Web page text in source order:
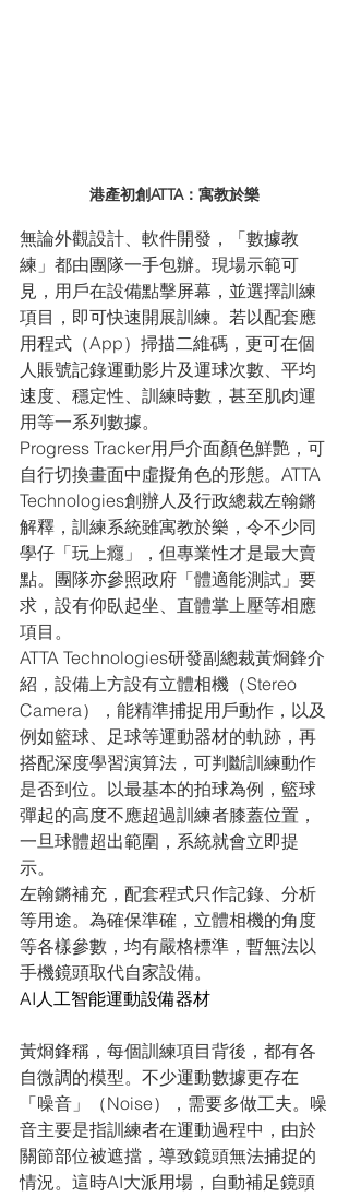
港產初創ATTA：寓教於樂
無論外觀設計、軟件開發，「數據教
練」都由團隊一手包辦。現場示範可
見，用戶在設備點擊屏幕，並選擇訓練
項目，即可快速開展訓練。若以配套應
用程式（App）掃描二維碼，更可在個
人賬號記錄運動影片及運球次數、平均
速度、穩定性、訓練時數，甚至肌肉運
用等一系列數據。
Progress Tracker用戶介面顏色鮮艷，可
自行切換畫面中虛擬角色的形態。ATTA
Technologies創辦人及行政總裁左翰鏘
解釋，訓練系統雖寓教於樂，令不少同
學仔「玩上癮」，但專業性才是最大賣
點。團隊亦參照政府「體適能測試」要
求，設有仰臥起坐、直體掌上壓等相應
項目。
ATTA Technologies研發副總裁黃烱鋒介
紹，設備上方設有立體相機（Stereo
Camera），能精準捕捉用戶動作，以及
例如籃球、足球等運動器材的軌跡，再
搭配深度學習演算法，可判斷訓練動作
是否到位。以最基本的拍球為例，籃球
彈起的高度不應超過訓練者膝蓋位置，
一旦球體超出範圍，系統就會立即提
示。
左翰鏘補充，配套程式只作記錄、分析
等用途。為確保準確，立體相機的角度
等各樣參數，均有嚴格標準，暫無法以
手機鏡頭取代自家設備。
AI人工智能運動設備器材
黃烱鋒稱，每個訓練項目背後，都有各
自微調的模型。不少運動數據更存在
「噪音」（Noise），需要多做工夫。噪
音主要是指訓練者在運動過程中，由於
關節部位被遮擋，導致鏡頭無法捕捉的
情況。這時AI大派用場，自動補足鏡頭